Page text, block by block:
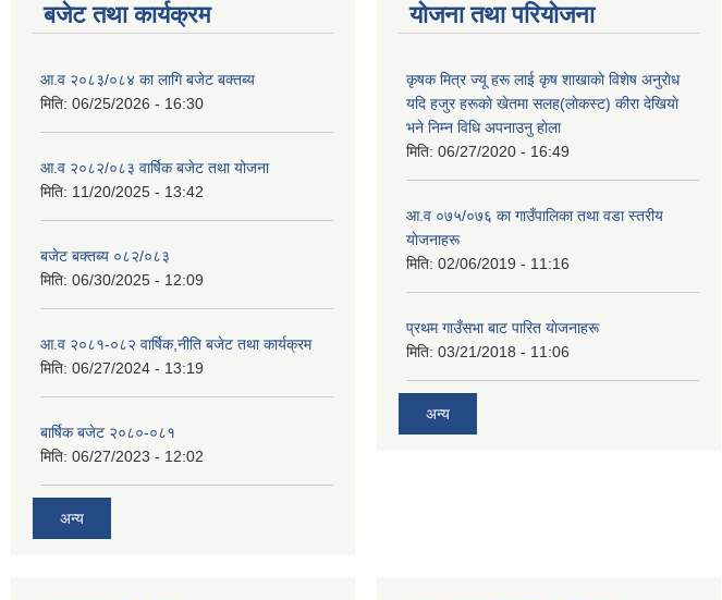
बजेट तथा कार्यक्रम
आ.व २०८३/०८४ का लागि बजेट बक्तब्य
मिति: 06/25/2026 - 16:30
आ.व २०८२/०८३ वार्षिक बजेट तथा योजना
मिति: 11/20/2025 - 13:42
बजेट बक्तब्य ०८२/०८३
मिति: 06/30/2025 - 12:09
आ.व २०८१-०८२ वार्षिक,नीति बजेट तथा कार्यक्रम
मिति: 06/27/2024 - 13:19
बार्षिक बजेट २०८०-०८१
मिति: 06/27/2023 - 12:02
अन्य
योजना तथा परियोजना
कृषक मित्र ज्यू हरू लाई कृष शाखाकाे विशेष अनुराेध
यदि हजुर हरूकाे खेतमा सलह(लाेकस्ट) कीरा देखियाे
भने निम्न विधि अपनाउनु हाेला
मिति: 06/27/2020 - 16:49
आ‍.व ०७५/०७६ का गाउँपालिका तथा वडा स्तरीय
याेजनाहरू
मिति: 02/06/2019 - 11:16
प्रथम गाउँसभा बाट पारित याेजनाहरू
मिति: 03/21/2018 - 11:06
अन्य